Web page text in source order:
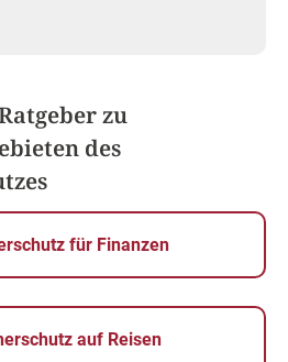
zu
des
für Finanzen
auf Reisen